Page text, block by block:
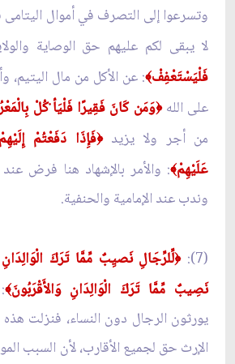
وتسرعوا إلى التصرف في أموال
لا يبقى لكم عليهم حق الوصاية
فَلْيَسْتَعْفِفْ﴾: عن الأكل من مال اليتيم،
على الله﴿وَمَن كَانَ فَقِيرًا فَلْيَأ ْكُلْ
من أجر ولا يزيد﴿فَإِذَا دَفَعْتُمْ
عَلَيْهِمْ﴾: والأمر بالإشهاد هنا فرض عند
وندب عند الإمامية والحنفية.
(7): ﴿لِّلرِّجَالِ نَصيِبٌ مِّمَّا تَرَكَ الْوَالِدَانِ
نَصِيبٌ مِّمَّا تَرَكَ الْوَالِدَانِ وَالأَقْرَبُونَ﴾
يورثون الرجال دون النساء، فنزلت هذه
الإرث حق لجميع الأقارب، لأن السبب